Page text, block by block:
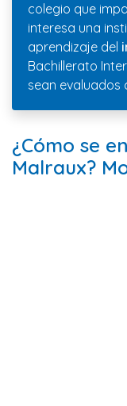
colegio que
interesa una
aprendizaje del
Bachillerato
sean evaluados
¿Cómo se
Malraux?